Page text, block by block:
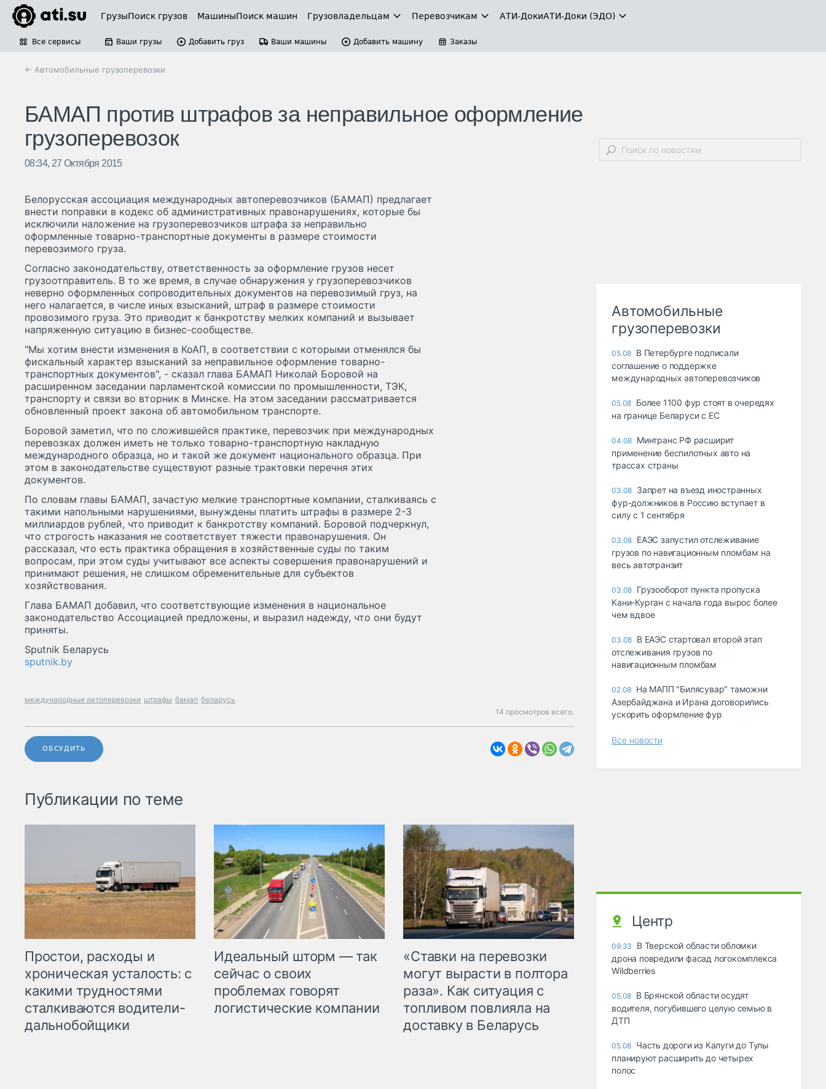
ГрузыПоиск грузов МашиныПоиск машин Грузовладельцам Перевозчикам АТИ-ДокиАТИ-Доки (ЭДО)
Все сервисы Ваши грузы Добавить груз Ваши машины Добавить машину Заказы
← Автомобильные грузоперевозки
БАМАП против штрафов за неправильное оформление
грузоперевозок
08:34, 27 Октября 2015
Белорусская ассоциация международных автоперевозчиков (БАМАП) предлагает
внести поправки в кодекс об административных правонарушениях, которые бы
исключили наложение на грузоперевозчиков штрафа за неправильно
оформленные товарно-транспортные документы в размере стоимости
перевозимого груза.
Согласно законодательству, ответственность за оформление грузов несет
грузоотправитель. В то же время, в случае обнаружения у грузоперевозчиков
неверно оформленных сопроводительных документов на перевозимый груз, на
него налагается, в числе иных взысканий, штраф в размере стоимости
провозимого груза. Это приводит к банкротству мелких компаний и вызывает
напряженную ситуацию в бизнес-сообществе.
"Мы хотим внести изменения в КоАП, в соответствии с которыми отменялся бы
фискальный характер взысканий за неправильное оформление товарно-
транспортных документов", - сказал глава БАМАП Николай Боровой на
расширенном заседании парламентской комиссии по промышленности, ТЭК,
транспорту и связи во вторник в Минске. На этом заседании рассматривается
обновленный проект закона об автомобильном транспорте.
Боровой заметил, что по сложившейся практике, перевозчик при международных
перевозках должен иметь не только товарно-транспортную накладную
международного образца, но и такой же документ национального образца. При
этом в законодательстве существуют разные трактовки перечня этих
документов.
По словам главы БАМАП, зачастую мелкие транспортные компании, сталкиваясь с
такими напольными нарушениями, вынуждены платить штрафы в размере 2-3
миллиардов рублей, что приводит к банкротству компаний. Боровой подчеркнул,
что строгость наказания не соответствует тяжести правонарушения. Он
рассказал, что есть практика обращения в хозяйственные суды по таким
вопросам, при этом суды учитывают все аспекты совершения правонарушений и
принимают решения, не слишком обременительные для субъектов
хозяйствования.
Глава БАМАП добавил, что соответствующие изменения в национальное
законодательство Ассоциацией предложены, и выразил надежду, что они будут
приняты.
Sputnik Беларусь
sputnik.by
международные автоперевозки штрафы бамап беларусь
14 просмотров всего.
ОБСУДИТЬ
Публикации по теме
Простои, расходы и
хроническая усталость: с
какими трудностями
сталкиваются водители-
дальнобойщики
Идеальный шторм — так
сейчас о своих
проблемах говорят
логистические компании
«Ставки на перевозки
могут вырасти в полтора
раза». Как ситуация с
топливом повлияла на
доставку в Беларусь
Автомобильные
грузоперевозки
05.08 В Петербурге подписали
соглашение о поддержке
международных автоперевозчиков
05.08 Более 1100 фур стоят в очередях
на границе Беларуси с ЕС
04.08 Минтранс РФ расширит
применение беспилотных авто на
трассах страны
03.08 Запрет на въезд иностранных
фур-должников в Россию вступает в
силу с 1 сентября
03.08 ЕАЭС запустил отслеживание
грузов по навигационным пломбам на
весь автотранзит
03.08 Грузооборот пункта пропуска
Кани-Курган с начала года вырос более
чем вдвое
03.08 В ЕАЭС стартовал второй этап
отслеживания грузов по
навигационным пломбам
02.08 На МАПП "Билясувар" таможни
Азербайджана и Ирана договорились
ускорить оформление фур
Все новости
Центр
09:33
В Тверской области обломки
дрона повредили фасад логокомплекса
Wildberries
05.08 В Брянской области осудят
водителя, погубившего целую семью в
ДТП
05.08 Часть дороги из Калуги до Тулы
планируют расширить до четырех
полос